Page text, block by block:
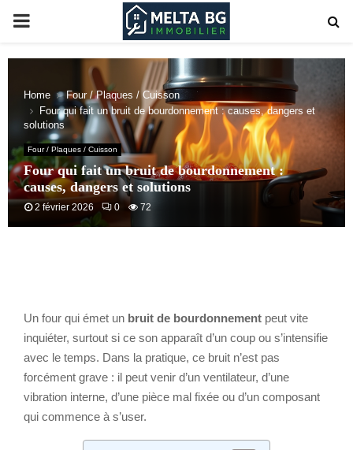
PRIMARY
MENU
Home
Four / Plaques / Cuisson
Four qui fait un bruit de bourdonnement : causes, dangers et
solutions
Four / Plaques / Cuisson
Four qui fait un bruit de bourdonnement :
causes, dangers et solutions
2 février 2026 0 72
Un four qui émet un bruit de bourdonnement peut vite
inquiéter, surtout si ce son apparaît d’un coup ou s’intensifie
avec le temps. Dans la pratique, ce bruit n’est pas
forcément grave : il peut venir d’un ventilateur, d’une
vibration interne, d’une pièce mal fixée ou d’un composant
qui commence à s’user.